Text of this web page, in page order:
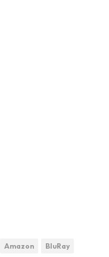
Amazon
BluRay